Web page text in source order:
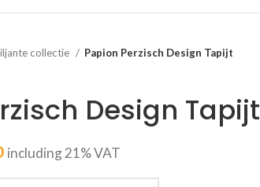
collectie Papion Perzisch Design Tapijt
Design Tapijt
including 21% VAT